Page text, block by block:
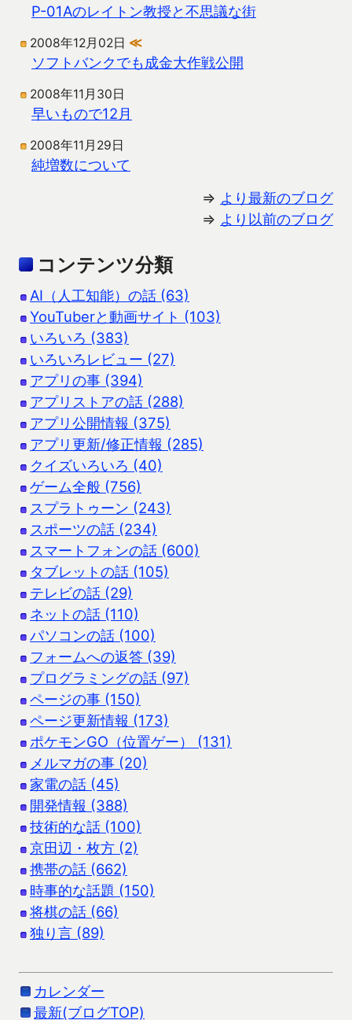
P-01Aのレイトン教授と不思議な街
2008年12月02日 ≪
ソフトバンクでも成金大作戦公開
2008年11月30日
早いもので12月
2008年11月29日
純増数について
⇒ より最新のブログ
⇒ より以前のブログ
コンテンツ分類
AI（人工知能）の話 (63)
YouTuberと動画サイト (103)
いろいろ (383)
いろいろレビュー (27)
アプリの事 (394)
アプリストアの話 (288)
アプリ公開情報 (375)
アプリ更新/修正情報 (285)
クイズいろいろ (40)
ゲーム全般 (756)
スプラトゥーン (243)
スポーツの話 (234)
スマートフォンの話 (600)
タブレットの話 (105)
テレビの話 (29)
ネットの話 (110)
パソコンの話 (100)
フォームへの返答 (39)
プログラミングの話 (97)
ページの事 (150)
ページ更新情報 (173)
ポケモンGO（位置ゲー） (131)
メルマガの事 (20)
家電の話 (45)
開発情報 (388)
技術的な話 (100)
京田辺・枚方 (2)
携帯の話 (662)
時事的な話題 (150)
将棋の話 (66)
独り言 (89)
カレンダー
最新(ブログTOP)